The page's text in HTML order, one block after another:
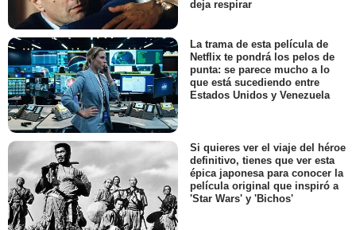
deja respirar
La trama de esta película de
Netflix te pondrá los pelos de
punta: se parece mucho a lo
que está sucediendo entre
Estados Unidos y Venezuela
Si quieres ver el viaje del héroe
definitivo, tienes que ver esta
épica japonesa para conocer la
película original que inspiró a
'Star Wars' y 'Bichos'